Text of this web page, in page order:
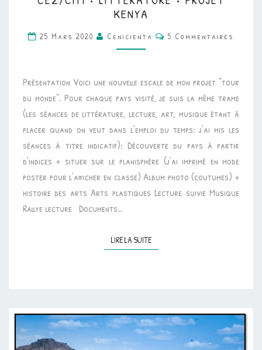
•
LITTÉRATURE
•
PROJET
KENYA
25 Mars 2020 Cenicienta Commentaires
5 Commentaires
Présentation Voici une nouvelle escale de mon projet “tour
du monde“. Pour chaque pays visité, je suis la même trame
(les séances de littérature, lecture, art, musique étant à
placer quand on veut dans l’emploi du temps: j’ai mis les
séances à titre indicatif): Découverte du pays à partir
d’indices + situer sur le planisphère (j’ai imprimé en mode
poster pour l’afficher en classe) Album photo (coutumes) +
histoire des arts Arts plastiques Lecture suivie Musique
Rallye lecture Documents…
LIRE LA SUITELIRE LA SUITE